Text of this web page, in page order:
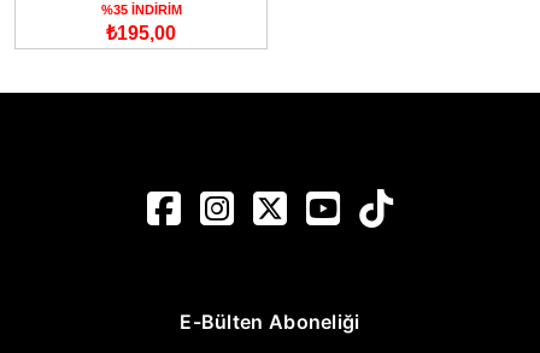
%35 İNDİRİM
₺195,00
E-Bülten Aboneliği